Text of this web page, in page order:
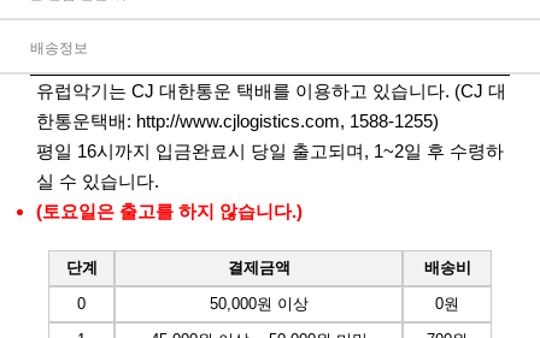
배송정보
유럽악기는 CJ 대한통운 택배를 이용하고 있습니다. (CJ 대
한통운택배: http://www.cjlogistics.com, 1588-1255)
평일 16시까지 입금완료시 당일 출고되며, 1~2일 후 수령하
실 수 있습니다.
(토요일은 출고를 하지 않습니다.)
단계 결제금액
배송비
0
50,000원 이상
0원